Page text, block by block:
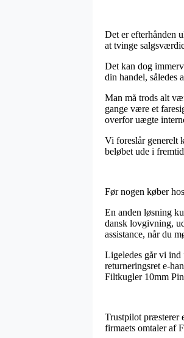
Det er efterhånden
at tvinge
Det kan dog
din handel, således
Man må trods alt
gange være et
overfor uægte
Vi foreslår generelt
beløbet ude i
Før nogen køber
En anden løsning
dansk lovgivning,
assistance, når du
Ligeledes går vi ind
returneringsret e-
Filtkugler 10mm
Trustpilot præsterer
firmaets omtaler af